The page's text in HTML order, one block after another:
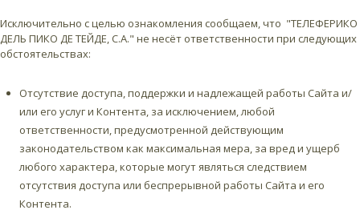
Исключительно с целью ознакомления сообщаем, что "ТЕЛЕФЕРИКО
ДЕЛЬ ПИКО ДЕ ТЕЙДЕ, С.А." не несёт ответственности при следующих
обстоятельствах:
Отсутствие доступа, поддержки и надлежащей работы Сайта и/
или его услуг и Контента, за исключением, любой
ответственности, предусмотренной действующим
законодательством как максимальная мера, за вред и ущерб
любого характера, которые могут являться следствием
отсутствия доступа или беспрерывной работы Сайта и его
Контента.